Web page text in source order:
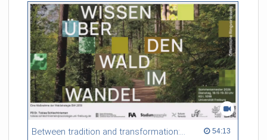
Between tradition and transformation: how owners, advisers and institutions co-create knowledge for resilient forests in Europe 54:13
54:13 duration